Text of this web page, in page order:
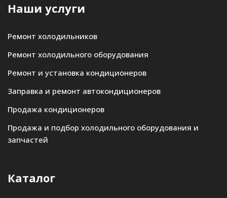
Наши услуги
Ремонт холодильников
Ремонт холодильного оборудования
Ремонт и установка кондиционеров
Заправка и ремонт автокондиционеров
Продажа кондиционеров
Продажа и подбор холодильного оборудования и
запчастей
Каталог